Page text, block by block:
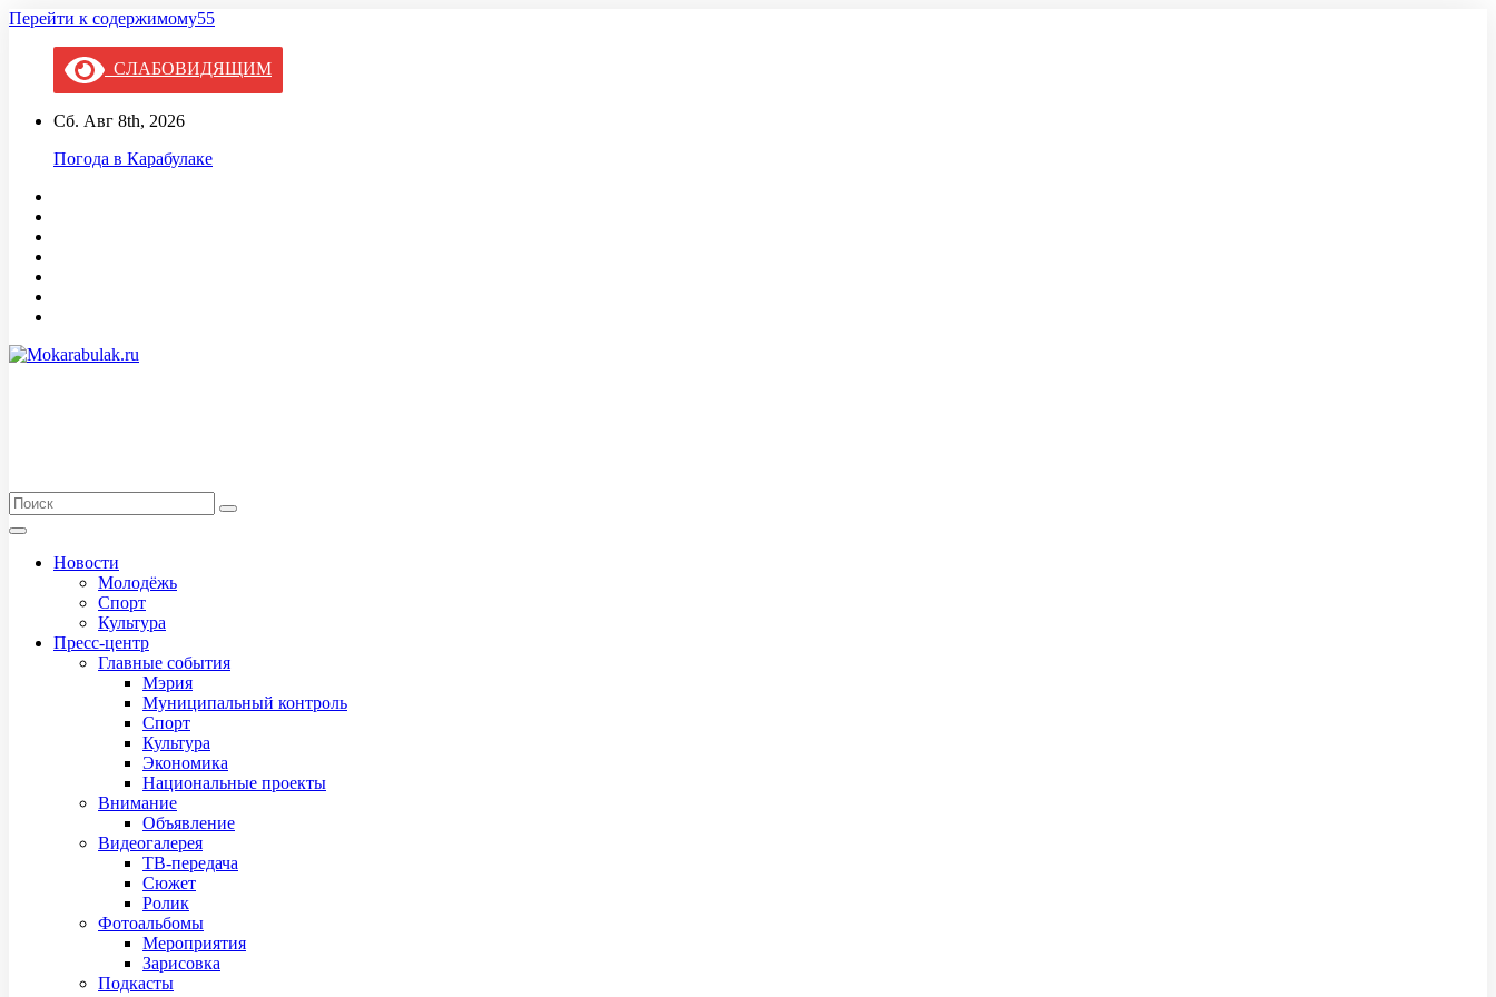
Перейти к содержимому55
СЛАБОВИДЯЩИМ
Сб. Авг 8th, 2026
Погода в Карабулаке
Новости
Молодёжь
Спорт
Культура
Пресс-центр
Главные события
Мэрия
Муниципальный контроль
Спорт
Культура
Экономика
Национальные проекты
Внимание
Объявление
Видеогалерея
ТВ-передача
Сюжет
Ролик
Фотоальбомы
Мероприятия
Зарисовка
Подкасты